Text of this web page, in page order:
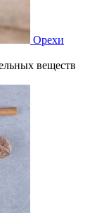
Орехи
веществ